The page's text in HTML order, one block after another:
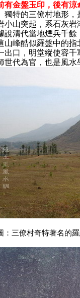
有金盤玉印，後有涼
獨特的三僚村地形，
小山突起，系石灰
說清代當地煙兵千
山峰酷似羅盤中的
出口，明堂縱使容
世代為官，也是風
：三僚村奇特著名的